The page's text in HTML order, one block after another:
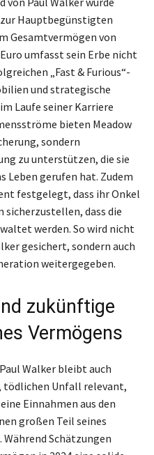
Hauptbegünstigten
Gesamtvermögen von
umfasst sein Erbe nicht
„Fast & Furious“-
und strategische
Laufe seiner Karriere
bieten Meadow
sondern
zu unterstützen, die sie
Leben gerufen hat. Zudem
festgelegt, dass ihr Onkel
sicherzustellen, dass die
werden. So wird nicht
gesichert, sondern auch
weitergegeben.
zukünftige
Vermögens
Walker bleibt auch
tödlichen Unfall relevant,
Einnahmen aus den
großen Teil seines
Schätzungen